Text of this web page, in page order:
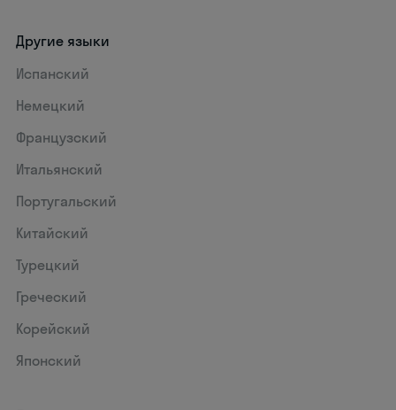
Другие языки
Испанский
Немецкий
Французский
Итальянский
Португальский
Китайский
Турецкий
Греческий
Корейский
Японский